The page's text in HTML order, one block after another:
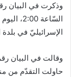
السّاعة
الإسرائيليّ في
حاولت التقدّم من